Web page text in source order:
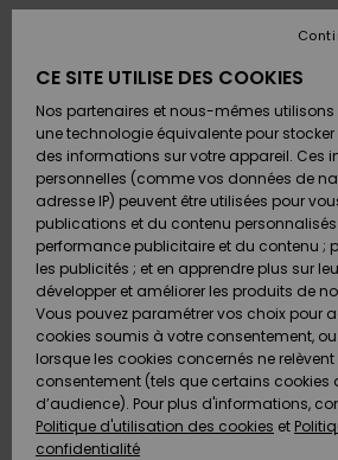
Accessoires
Chaussures
& Tongs
Surf
Snow
Nouveautés
Accessoires
Chaussures
& Tongs
Surf
Snow
Nouveautés
FEMME
Nouveautés
A
Découvrir
Snow
SURF
Enfant
Highlights
Communauté
SNOW
Snow
Shop
Enfant
Snow
Shop
Femme
A
Découvrir
Communauté
VENTE
FLASH
Enfant
Outlet
Femme
Préférences
Langue Et
Région
Nederlands
Retours
Paiement
Carte
Cadeau
Quiksilver
Freedom
Protection
des données
CE SITE UTILISE DES COOKIES
Nos partenaires et nous-mêmes
une technologie équivalente pour
des informations sur votre appareil. Ces
personnelles (comme vos données de
adresse IP) peuvent être utilisées pour
publications et du contenu
performance publicitaire et du contenu ;
les publicités ; et en apprendre plus sur
développer et améliorer les produits de
Vous pouvez paramétrer vos choix pour
cookies soumis à votre consentement,
lorsque les cookies concernés ne
consentement (tels que certains cookies
d’audience). Pour plus d'informations,
Politique d'utilisation des cookies et
confidentialité